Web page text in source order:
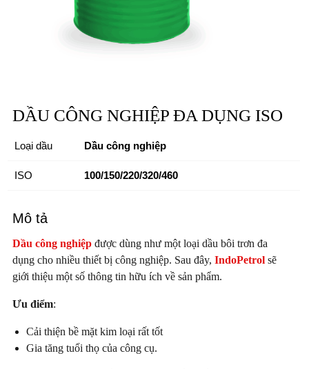
DẦU CÔNG NGHIỆP ĐA DỤNG ISO
Loại dầu Dầu công nghiệp
ISO 100/150/220/320/460
Mô tả
Dầu công nghiệp được dùng như một loại dầu bôi trơn đa
dụng cho nhiều thiết bị công nghiệp. Sau đây, IndoPetrol sẽ
giới thiệu một số thông tin hữu ích về sản phẩm.
Ưu điểm:
Cải thiện bề mặt kim loại rất tốt
Gia tăng tuổi thọ của công cụ.